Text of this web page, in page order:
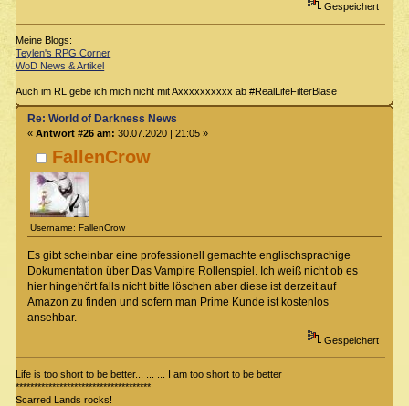
Gespeichert
Meine Blogs:
Teylen's RPG Corner
WoD News & Artikel
Auch im RL gebe ich mich nicht mit Axxxxxxxxxx ab #RealLifeFilterBlase
FallenCrow
Username: FallenCrow
Re: World of Darkness News
« Antwort #26 am: 30.07.2020 | 21:05 »
Es gibt scheinbar eine professionell gemachte englischsprachige
Dokumentation über Das Vampire Rollenspiel. Ich weiß nicht ob es
hier hingehört falls nicht bitte löschen aber diese ist derzeit auf
Amazon zu finden und sofern man Prime Kunde ist kostenlos
ansehbar.
Gespeichert
Life is too short to be better... ... ... I am too short to be better
*************************************
Scarred Lands rocks!